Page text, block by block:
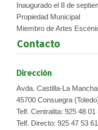
Inaugurado el 8 de
Propiedad Municipal
Miembro de Artes
Contacto
Dirección
Avda. Castilla-La
45700 Consuegra
Telf. Centralita: 925 48
Telf. Directo: 925 47 53 61